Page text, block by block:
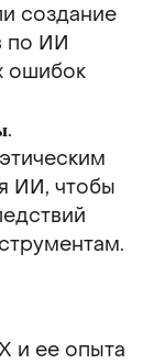
создание
по ИИ
ошибок
.
ИИ, чтобы
и ее опыта